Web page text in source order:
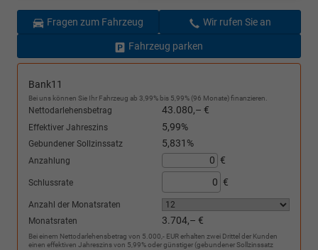
Fragen zum Fahrzeug Wir rufen Sie an
Fahrzeug parken
Bank11
Bei uns können Sie Ihr Fahrzeug ab 3,99% bis 5,99% (96 Monate) finanzieren.
Nettodarlehensbetrag 43.080,– €
Effektiver Jahreszins 5,99%
Gebundener Sollzinssatz 5,831%
Anzahlung €
Schlussrate €
Anzahl der Monatsraten
Monatsraten
3.704,– €
Bei einem Nettodarlehensbetrag von 5.000,- EUR erhalten zwei Drittel der Kunden
einen effektiven Jahreszins von 5,99% oder günstiger (gebundener Sollzinssatz